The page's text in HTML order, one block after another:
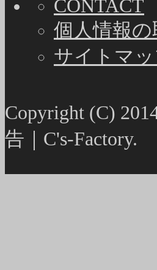
CONTACT
個人情報
サイトマ
Copyright (C)
告｜C's-Factory.